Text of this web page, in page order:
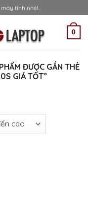
tính nhé!...
0
ĐƯỢC GẮN THẺ
GIÁ TỐT”